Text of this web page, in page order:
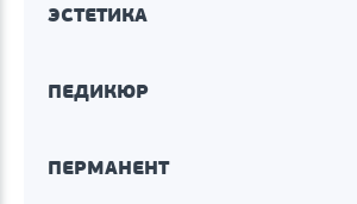
ЭСТЕТИКА
ПЕДИКЮР
ПЕРМАНЕНТ